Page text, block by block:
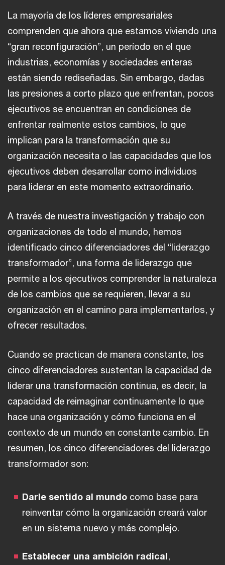
La mayoría de los líderes empresariales
comprenden que ahora que estamos viviendo una
“gran reconfiguración”, un período en el que
industrias, economías y sociedades enteras
están siendo rediseñadas. Sin embargo, dadas
las presiones a corto plazo que enfrentan, pocos
ejecutivos se encuentran en condiciones de
enfrentar realmente estos cambios, lo que
implican para la transformación que su
organización necesita o las capacidades que los
ejecutivos deben desarrollar como individuos
para liderar en este momento extraordinario.
A través de nuestra investigación y trabajo con
organizaciones de todo el mundo, hemos
identificado cinco diferenciadores del “liderazgo
transformador”, una forma de liderazgo que
permite a los ejecutivos comprender la naturaleza
de los cambios que se requieren, llevar a su
organización en el camino para implementarlos, y
ofrecer resultados.
Cuando se practican de manera constante, los
cinco diferenciadores sustentan la capacidad de
liderar una transformación continua, es decir, la
capacidad de reimaginar continuamente lo que
hace una organización y cómo funciona en el
contexto de un mundo en constante cambio. En
resumen, los cinco diferenciadores del liderazgo
transformador son:
Darle sentido al mundo como base para
reinventar cómo la organización creará valor
en un sistema nuevo y más complejo.
Establecer una ambición radical,